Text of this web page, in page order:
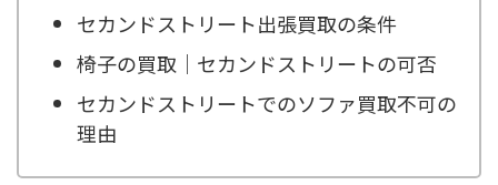
セカンドストリート出張買取の条件
椅子の買取｜セカンドストリートの可否
セカンドストリートでのソファ買取不可の
理由